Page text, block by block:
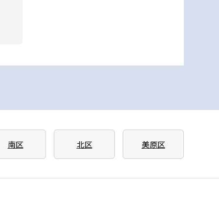
南区 北区 美原区